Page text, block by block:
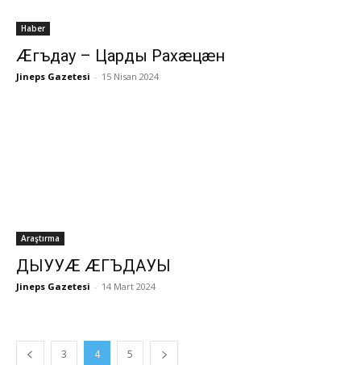
Haber
Æгъдау – Царды Рахæцæн
Jineps Gazetesi - 15 Nisan 2024
Araştırma
ДЫУУÆ ÆГЪДАУЫ
Jineps Gazetesi - 14 Mart 2024
3 4 5